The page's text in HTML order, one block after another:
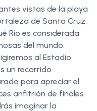
vistas de la playa
de Santa Cruz.
Río es considerada
del mundo.
al Estadio
un recorrido
para apreciar el
anfitrión de finales
imaginar la